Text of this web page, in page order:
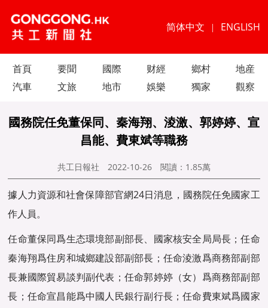
简体中文 | ENGLISH
首頁 要聞 國際 财經 鄉村
地産
汽車
文旅 地市 娛樂 獨家 觀察
國務院任免董保同、秦海翔、淩激、郭婷婷、宣
昌能、費東斌等職務
共工日報社 2022-10-26 閱讀： 1.85萬
據人力資源和社會保障部官網24日消息，國務院任免國家工
作人員。
任命董保同爲生态環境部副部長、國家核安全局局長；任命
秦海翔爲住房和城鄉建設部副部長；任命淩激爲商務部副部
長兼國際貿易談判副代表；任命郭婷婷（女）爲商務部副部
長；任命宣昌能爲中國人民銀行副行長；任命費東斌爲國家